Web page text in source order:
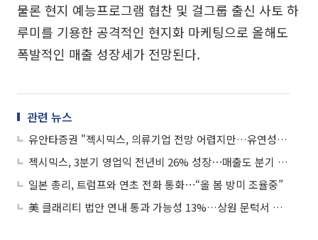
물론 현지 예능프로그램 협찬 및 걸그룹 출신 사토 하
루미를 기용한 공격적인 현지화 마케팅으로 올해도
폭발적인 매출 성장세가 전망된다.
관련 뉴스
유안타증권 "젝시믹스, 의류기업 전망 어렵지만…유연성에 주목"
젝시믹스, 3분기 영업익 전년비 26% 성장⋯매출도 분기 최대
일본 총리, 트럼프와 연초 전화 통화⋯“올 봄 방미 조율중”
美 클래리티 법안 연내 통과 가능성 13%…상원 문턱서 제동